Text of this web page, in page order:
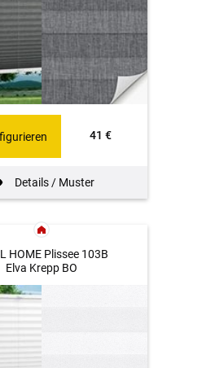
41 €
Details / Muster
HOME Plissee 103B
Elva Krepp BO